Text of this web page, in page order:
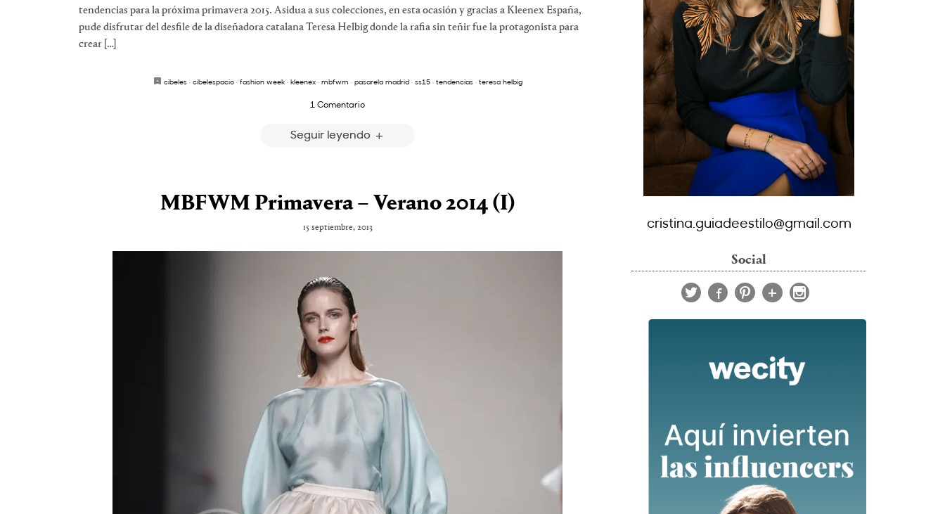
tendencias para la próxima primavera 2015. Asidua a sus colecciones, en esta ocasión y gracias a Kleenex España,
pude disfrutar del desfile de la diseñadora catalana Teresa Helbig donde la rafia sin teñir fue la protagonista para
crear […]
cibeles· cibelespacio· fashion week· kleenex· mbfwm · pasarela madrid· ss15· tendencias· teresa helbig
1 Comentario
Seguir leyendo
MBFWM Primavera – Verano 2014 (I)
15 septiembre, 2013 cristina.guiadeestilo@gmail.com
Social